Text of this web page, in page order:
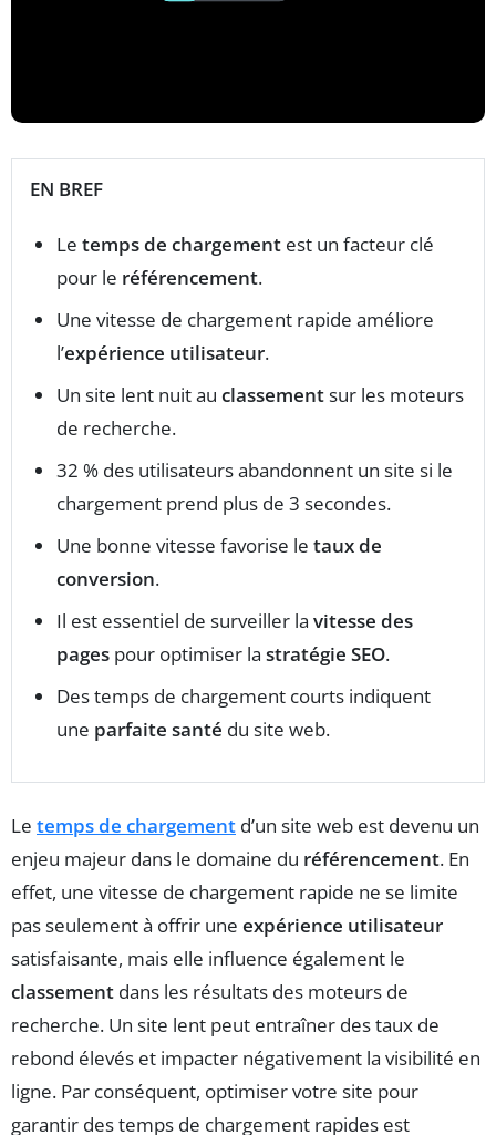
EN BREF
Le temps de chargement est un facteur clé
pour le référencement.
Une vitesse de chargement rapide améliore
l’expérience utilisateur.
Un site lent nuit au classementsur les moteurs
de recherche.
32 % des utilisateurs abandonnent un site si le
chargement prend plus de 3 secondes.
Une bonne vitesse favorise le taux de
conversion.
Il est essentiel de surveiller la vitesse des
pages pour optimiser la stratégie SEO.
Des temps de chargement courts indiquent
une parfaite santé du site web.
Le temps de chargement d’un site web est devenu un
enjeu majeur dans le domaine du référencement. En
effet, une vitesse de chargement rapide ne se limite
pas seulement à offrir une expérience utilisateur
satisfaisante, mais elle influence également le
classement dans les résultats des moteurs de
recherche. Un site lent peut entraîner des taux de
rebond élevés et impacter négativement la visibilité en
ligne. Par conséquent, optimiser votre site pour
garantir des temps de chargement rapides est